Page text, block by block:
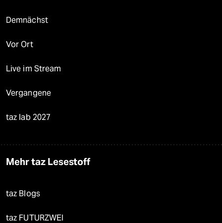
Demnächst
Vor Ort
Live im Stream
Vergangene
taz lab 2027
Mehr taz Lesestoff
taz Blogs
taz FUTURZWEI